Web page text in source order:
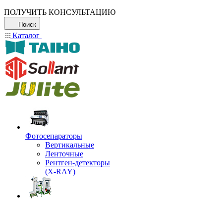
ПОЛУЧИТЬ КОНСУЛЬТАЦИЮ
Поиск
Каталог
Фотосепараторы
Вертикальные
Ленточные
Рентген-детекторы
(X-RAY)